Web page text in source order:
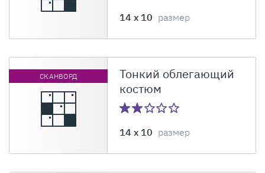
14 x 10 размер
СКАНВОРД
Тонкий облегающий
костюм
14 x 10 размер